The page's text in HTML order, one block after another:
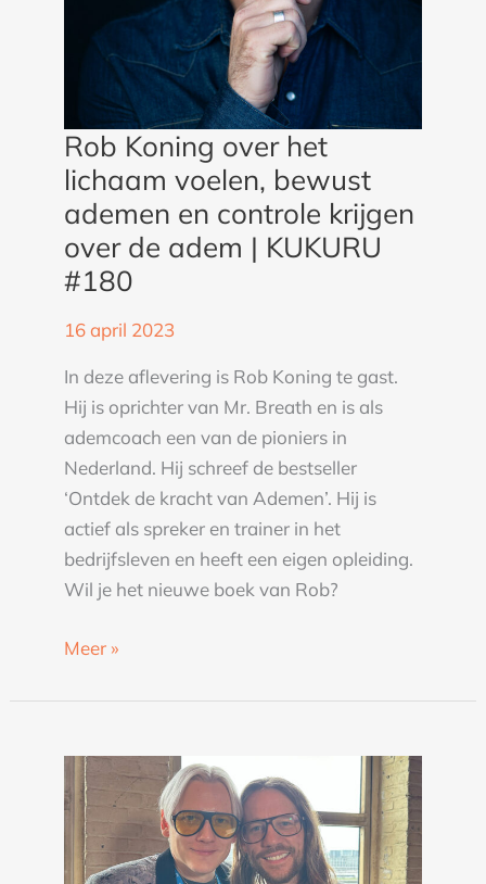
Rob Koning over het
lichaam voelen, bewust
ademen en controle krijgen
over de adem | KUKURU
#180
16 april 2023
In deze aflevering is Rob Koning te gast.
Hij is oprichter van Mr. Breath en is als
ademcoach een van de pioniers in
Nederland. Hij schreef de bestseller
‘Ontdek de kracht van Ademen’. Hij is
actief als spreker en trainer in het
bedrijfsleven en heeft een eigen opleiding.
Wil je het nieuwe boek van Rob?
krijgen
adem
|
KUKURU
#180
Meer »
over
het
gebruik
van